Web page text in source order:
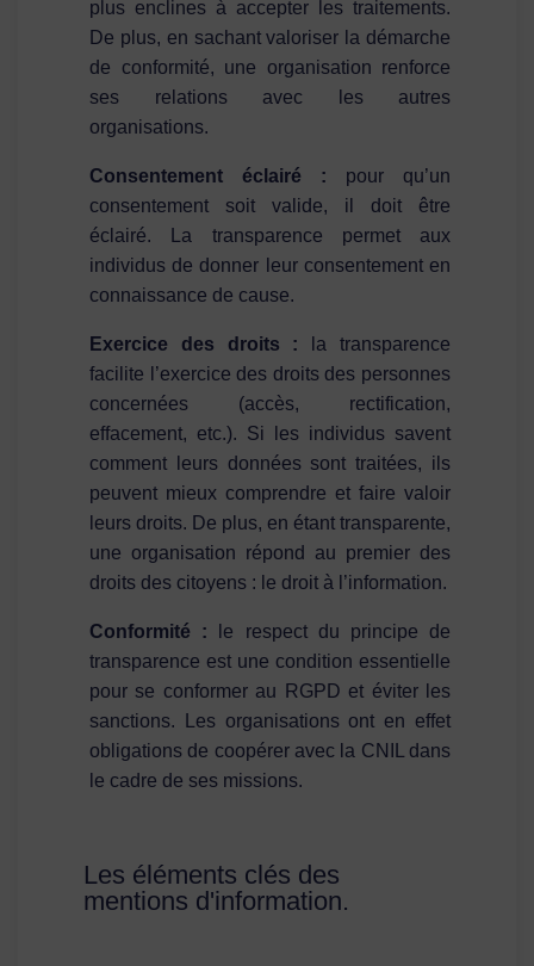
plus enclines à accepter les traitements.
De plus, en sachant valoriser la démarche
de conformité, une organisation renforce
ses relations avec les autres
organisations.
Consentement éclairé : pour qu’un
consentement soit valide, il doit être
éclairé. La transparence permet aux
individus de donner leur consentement en
connaissance de cause.
Exercice des droits : la transparence
facilite l’exercice des droits des personnes
concernées (accès, rectification,
effacement, etc.). Si les individus savent
comment leurs données sont traitées, ils
peuvent mieux comprendre et faire valoir
leurs droits. De plus, en étant transparente,
une organisation répond au premier des
droits des citoyens : le droit à l’information.
Conformité : le respect du principe de
transparence est une condition essentielle
pour se conformer au RGPD et éviter les
sanctions. Les organisations ont en effet
obligations de coopérer avec la CNIL dans
le cadre de ses missions.
Les éléments clés des
mentions d'information.